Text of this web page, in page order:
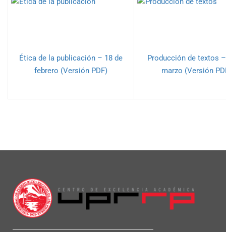
Ética de la publicación – 18 de
febrero (Versión PDF)
Producción de textos
marzo (Versión